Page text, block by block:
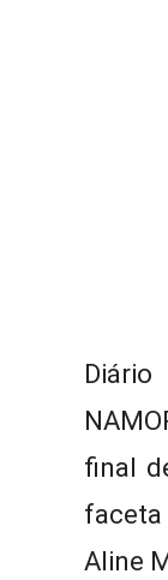
final
faceta
Aline